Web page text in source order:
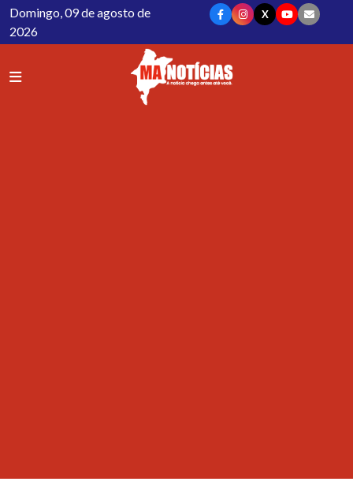
Domingo, 09 de agosto de
2026
X